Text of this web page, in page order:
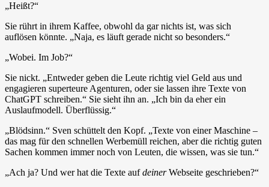
„Heißt?“
Sie rührt in ihrem Kaffee, obwohl da gar nichts ist, was sich
auflösen könnte. „Naja, es läuft gerade nicht so besonders.“
„Wobei. Im Job?“
Sie nickt. „Entweder geben die Leute richtig viel Geld aus und
engagieren superteure Agenturen, oder sie lassen ihre Texte von
ChatGPT schreiben.“ Sie sieht ihn an. „Ich bin da eher ein
Auslaufmodell. Überflüssig.“
„Blödsinn.“ Sven schüttelt den Kopf. „Texte von einer Maschine –
das mag für den schnellen Werbemüll reichen, aber die richtig guten
Sachen kommen immer noch von Leuten, die wissen, was sie tun.“
„Ach ja? Und wer hat die Texte aufdeinerWebseite geschrieben?“